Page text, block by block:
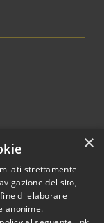
© 2026 • Comune di
×
strettamente
del sito,
di elaborare
anonime.